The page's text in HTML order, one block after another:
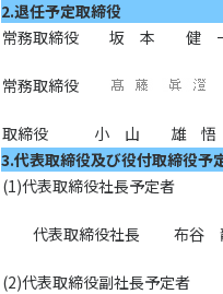
2.退任予定取締役
常務取締役 坂 本 健
常務取締役
取締役 小 山 雄 悟
3.代表取締役及び役付取締役予
(1)代表取締役社長予定者
代表取締役社長 布谷
(2)代表取締役副社長予定者